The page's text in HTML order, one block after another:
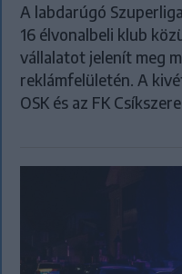
A labdarúgó
16 élvonalbeli klub
vállalatot jelenít meg
reklámfelületén. A
OSK és az FK